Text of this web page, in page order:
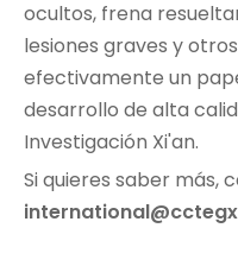
ocultos, frena
lesiones graves y
efectivamente un
desarrollo de alta
Investigación Xi'an.
Si quieres saber más,